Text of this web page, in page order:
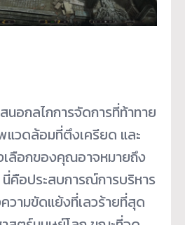
นอกลไกการจัดการที่ท้าทาย
แวดล้อมที่ตึงเครียด และ
เลือกของคุณอาจหมายถึง
คือประสบการณ์การบริหาร
วามขัดแย้งที่เลวร้ายที่สุด